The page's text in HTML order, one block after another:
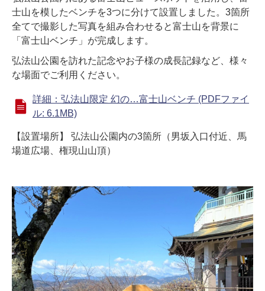
士山を模したベンチを3つに分けて設置しました。3箇所
全てで撮影した写真を組み合わせると富士山を背景に
「富士山ベンチ」が完成します。
弘法山公園を訪れた記念やお子様の成長記録など、様々
な場面でご利用ください。
詳細：弘法山限定 幻の…富士山ベンチ (PDFファイ
ル: 6.1MB)
【設置場所】 弘法山公園内の3箇所（男坂入口付近、馬
場道広場、権現山山頂）